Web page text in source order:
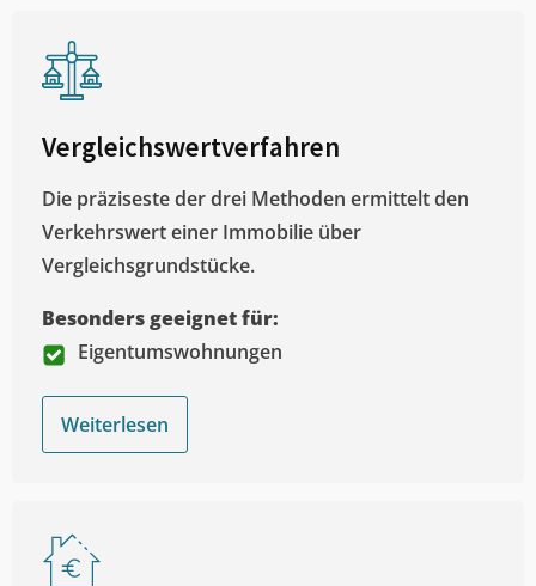
Vergleichswertverfahren
Die präziseste der drei Methoden ermittelt den
Verkehrswert einer Immobilie über
Vergleichsgrundstücke.
Besonders geeignet für:
Eigentumswohnungen
Weiterlesen